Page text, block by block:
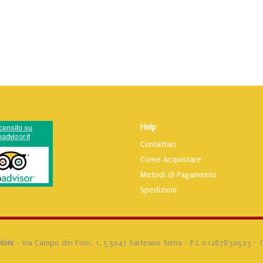
Help
Contattaci
Come Acquistare
Metodi di Pagamento
Spedizioni
- Via Campo dei Fiori, 1, 53047 Sarteano Siena - P.I. 01287830523 -